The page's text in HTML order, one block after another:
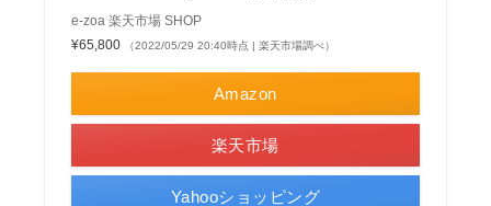
e-zoa 楽天市場 SHOP
¥65,800
（2022/05/29 20:40時点 | 楽天市場調べ）
Amazon
楽天市場
Yahooショッピング